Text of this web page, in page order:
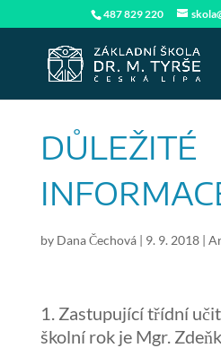
487 829 220
DŮLEŽITÉ
by Dana Čechová| 9. 9. 2018|
Zastupující třídní
školní rok je Mgr.